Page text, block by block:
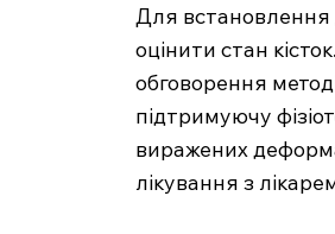
Для встановлення
оцінити стан
обговорення
підтримуючу
виражених
лікування з